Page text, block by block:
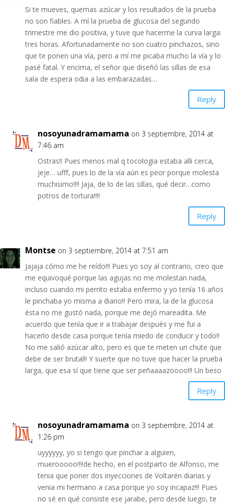
Si te mueves, quemas azúcar y los resultados de la prueba
no son fiables. A mí la prueba de glucosa del segundo
trimestre me dio positiva, y tuve que hacerme la curva larga:
tres horas. Afortunadamente no son cuatro pinchazos, sino
que te ponen una vía, pero a mí me picaba mucho la vía y lo
pasé fatal. Y encima, el señor que diseñó las sillas de esa
sala de espera odia a las embarazadas…
Reply
nosoyunadramamama on 3 septiembre, 2014 at
7:46 am
Ostras!! Pues menos mal q tocologia estaba alli cerca,
jeje… ufff, pues lo de la vía aún es peor porque molesta
muchisimo!!!! Jaja, de lo de las sillas, qué decir…como
potros de tortura!!!!
Reply
Montse on 3 septiembre, 2014 at 7:51 am
Jajaja cómo me he reído!!! Pues yo soy al contrario, creo que
me equivoqué porque las agujas no me molestan nada,
incluso cuando mi perrito estaba enfermo y yo tenía 16 años
le pinchaba yo misma a diario!! Pero mira, la de la glucosa
ésta no me gustó nada, porque me dejó mareadita. Me
acuerdo que tenía que ir a trabajar después y me fui a
hacerlo desde casa porque tenía miedo de conducir y todo!!
No me salió azúcar alto, pero es que te meten un chute que
debe de ser brutal!! Y suerte que no tuve que hacer la prueba
larga, que esa sí que tiene que ser peñaaaazoooo!!! Un beso
Reply
nosoyunadramamama on 3 septiembre, 2014 at
1:26 pm
uyyyyyy, yo si tengo que pinchar a alguien,
muerooooo!!!!de hecho, en el postparto de Alfonso, me
tenia que poner dos inyecciones de Voltarén diarias y
venia mi hermano a casa porque yo soy incapaz!!! Pues
no sé en qué consiste ese jarabe, pero desde luego, te